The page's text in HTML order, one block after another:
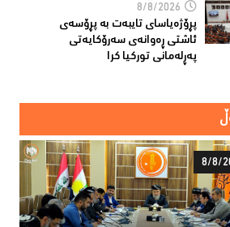
8/8/2026
پڕۆژەیاسای تایبەت بە پڕۆسەی
ئاشتی ڕەوانەی سەرۆكایەتی
پەڕلەمانی توركیا كرا
8/8/